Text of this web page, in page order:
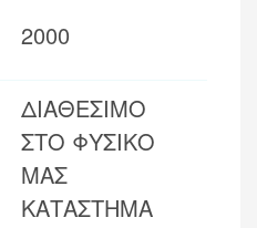
2000
ΔΙΑΘΕΣΙΜΟ
ΣΤΟ ΦΥΣΙΚΟ
ΜΑΣ
ΚΑΤΑΣΤΗΜΑ